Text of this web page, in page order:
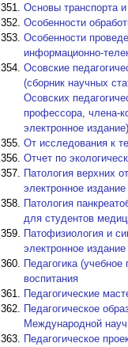
Основы транспорта и
Особенности
Особенности
информационно-
Осовские
(сборник научных
Осовских
профессора, члена-
электронное
От исследования к
Отчет по
Патология верхних
электронное
Патология
для студентов
Патофизиология и
электронное
Педагогика
воспитания
Педагогические
Педагогическое
Международной
Педагогическое